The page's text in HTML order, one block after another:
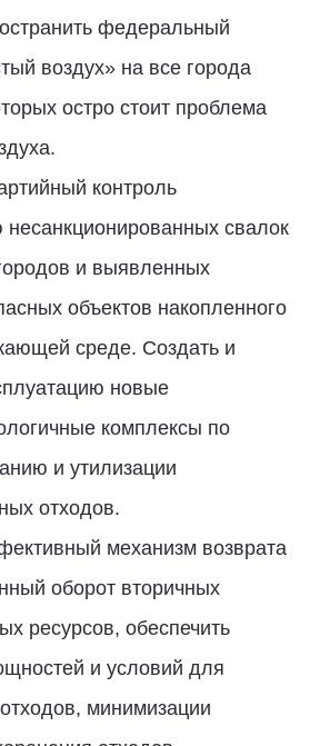
федеральный
воздух» на все города
остро стоит проблема
контроль
свалок
и выявленных
объектов накопленного
среде. Создать и
новые
комплексы по
и утилизации
отходов.
механизм возврата
оборот вторичных
ресурсов, обеспечить
и условий для
минимизации